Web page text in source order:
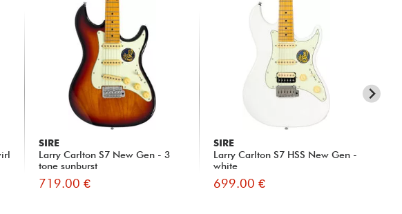
SIRE
Larry Carlton S7 New Gen - 3
tone sunburst
719.00 €
SIRE
Larry Carlton S7 HSS New Gen -
white
699.00 €